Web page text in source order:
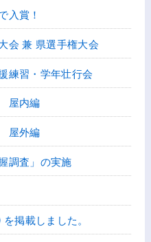
入賞！
会 兼 県選手権大会
練習・学年壮行会
屋内編
屋外編
調査」の実施
掲載しました。